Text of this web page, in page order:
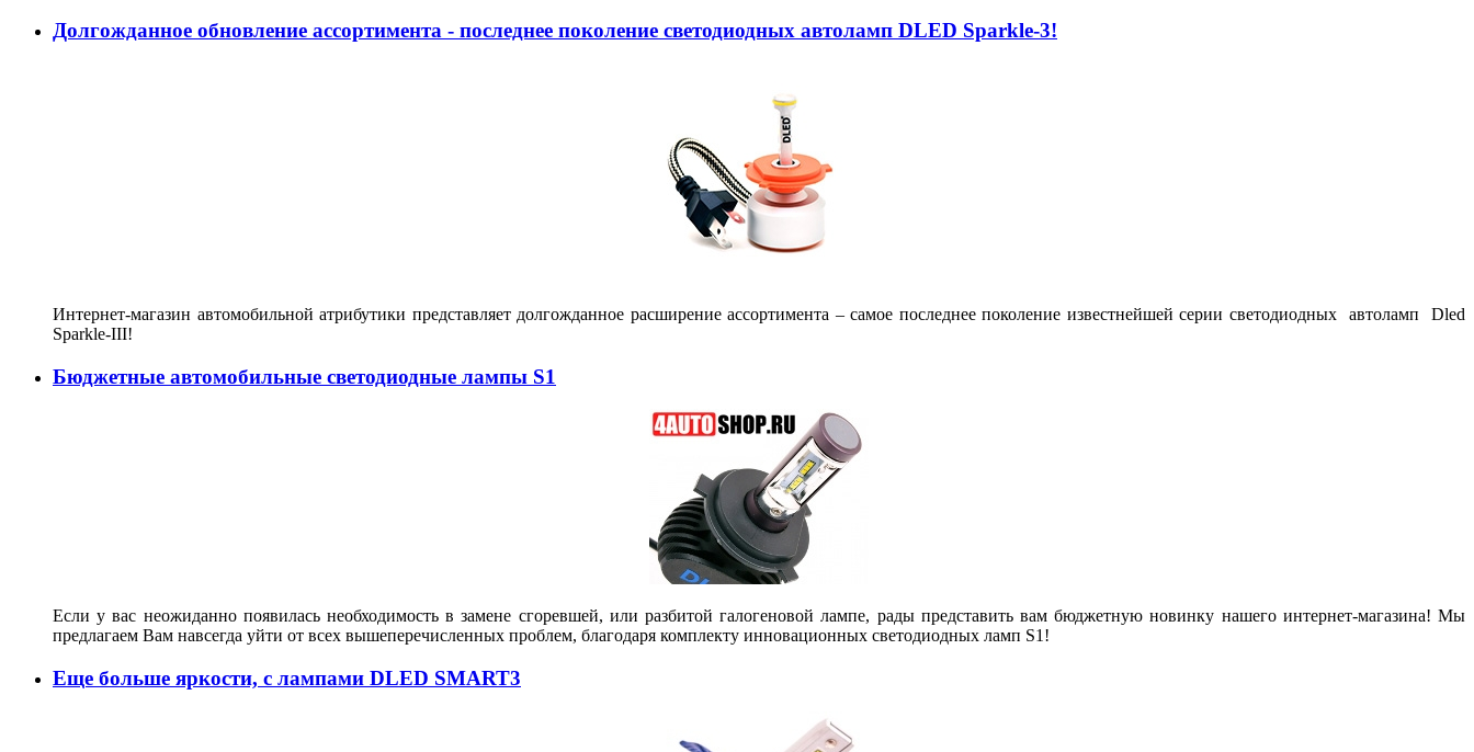
Долгожданное обновление ассортимента - последнее поколение светодиодных автоламп DLED Sparkle-3!
Интернет-магазин автомобильной атрибутики представляет долгожданное расширение ассортимента – самое последнее поколение известнейшей серии светодиодных автоламп Dled
Sparkle-III!
Бюджетные автомобильные светодиодные лампы S1
Если у вас неожиданно появилась необходимость в замене сгоревшей, или разбитой галогеновой лампе, рады представить вам бюджетную новинку нашего интернет-магазина! Мы
предлагаем Вам навсегда уйти от всех вышеперечисленных проблем, благодаря комплекту инновационных светодиодных ламп S1!
Еще больше яркости, с лампами DLED SMART3